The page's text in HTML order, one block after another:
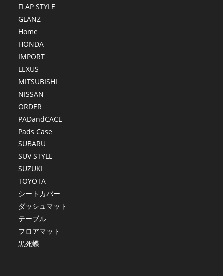
FLAP STYLE
GLANZ
Home
HONDA
IMPORT
LEXUS
MITSUBISHI
NISSAN
ORDER
PADandCACE
Pads Case
SUBARU
SUV STYLE
SUZUKI
TOYOTA
シートカバー
ダッシュマット
テーブル
フロアマット
黒死蝶